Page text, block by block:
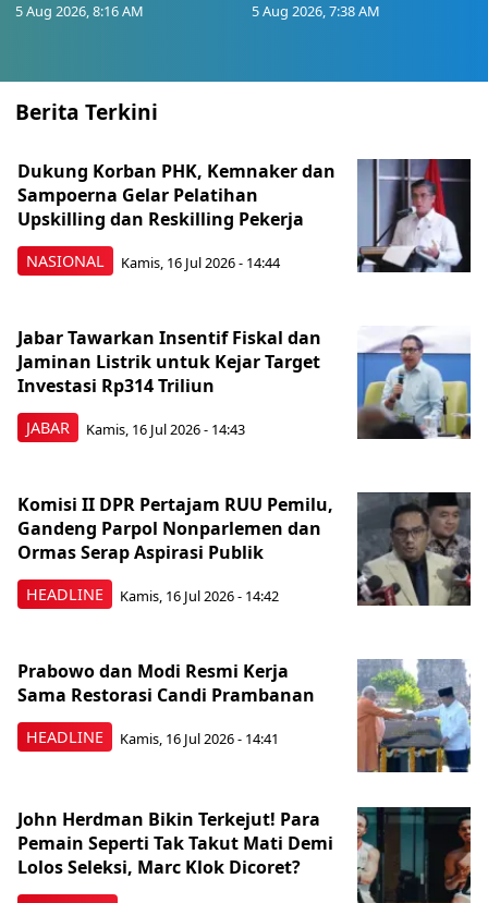
5 Aug 2026, 8:16 AM 5 Aug 2026, 7:38 AM
Berita Terkini
NASIONAL
Dukung Korban PHK, Kemnaker dan
Sampoerna Gelar Pelatihan
Upskilling dan Reskilling Pekerja
Kamis, 16 Jul 2026 - 14:44
JABAR
Jabar Tawarkan Insentif Fiskal dan
Jaminan Listrik untuk Kejar Target
Investasi Rp314 Triliun
Kamis, 16 Jul 2026 - 14:43
HEADLINE
Komisi II DPR Pertajam RUU Pemilu,
Gandeng Parpol Nonparlemen dan
Ormas Serap Aspirasi Publik
Kamis, 16 Jul 2026 - 14:42
HEADLINE
Prabowo dan Modi Resmi Kerja
Sama Restorasi Candi Prambanan
Kamis, 16 Jul 2026 - 14:41
John Herdman Bikin Terkejut! Para
Pemain Seperti Tak Takut Mati Demi
Lolos Seleksi, Marc Klok Dicoret?